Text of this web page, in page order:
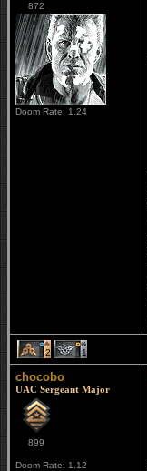
872
Doom Rate: 1.24
2 1
chocobo
UAC Sergeant Major
899
Doom Rate: 1.12